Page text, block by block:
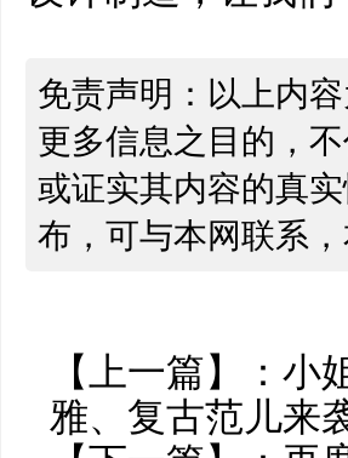
免责声明：以上内
更多信息之目的，
或证实其内容的真
布，可与本网联系
【上一篇】： 小
雅、复古范儿来